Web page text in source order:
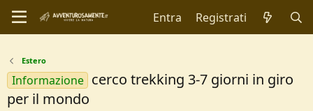
Entra Registrati
Estero
Informazione cerco trekking 3-7 giorni in giro
per il mondo